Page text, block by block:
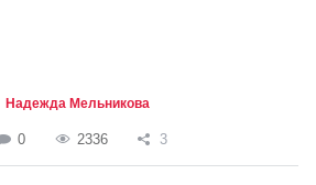
Надежда Мельникова
0 2336 3